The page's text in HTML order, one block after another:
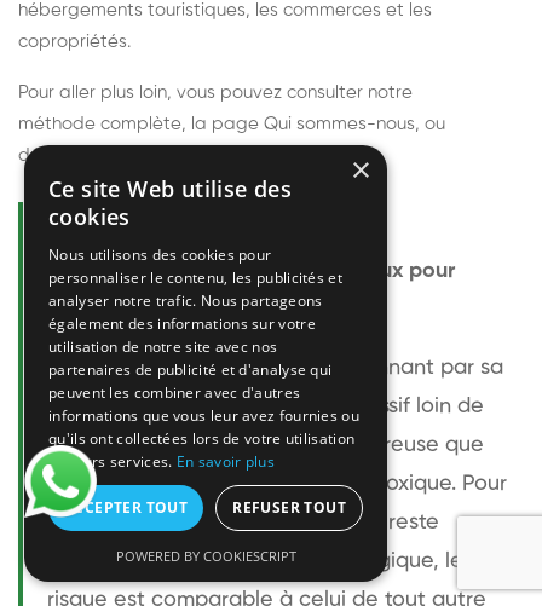
hébergements touristiques, les commerces et les
copropriétés.
Pour aller plus loin, vous pouvez consulter notre
méthode complète, la page Qui sommes-nous, ou
découvrir
Questions fréquentes
Le frelon européen est-il dangereux pour
l'homme ?
Le frelon européen est impressionnant par sa
taille mais relativement peu agressif loin de
son nid. Sa piqûre est plus douloureuse que
celle d'une guêpe sans être plus toxique. Pour
une personne non allergique, elle reste
bénigne. Pour une personne allergique, le
risque est comparable à celui de tout autre
×
Ce site Web utilise des
cookies
Nous utilisons des cookies pour
personnaliser le contenu, les publicités et
analyser notre trafic. Nous partageons
également des informations sur votre
utilisation de notre site avec nos
partenaires de publicité et d'analyse qui
peuvent les combiner avec d'autres
informations que vous leur avez fournies ou
qu'ils ont collectées lors de votre utilisation
de leurs services. En savoir plus
ACCEPTER TOUT REFUSER TOUT
POWERED BY COOKIESCRIPT